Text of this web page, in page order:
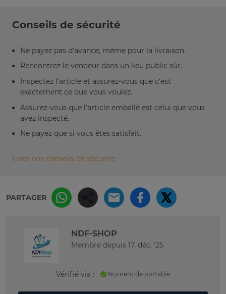
Conseils de sécurité
Ne payez pas d’avance, même pour la livraison.
Rencontrez le vendeur dans un lieu public sûr.
Inspectez l’article et assurez-vous que c’est
exactement ce que vous voulez.
Assurez-vous que l’article emballé est celui que vous
avez inspecté.
Ne payez que si vous êtes satisfait.
Lisez nos conseils de sécurité
PARTAGER
NDF-SHOP
Membre depuis 17. déc. '25
Vérifié via : Numéro de portable